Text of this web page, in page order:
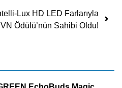
Lux HD LED Farlarıyla
Ödülü’nün Sahibi Oldu!